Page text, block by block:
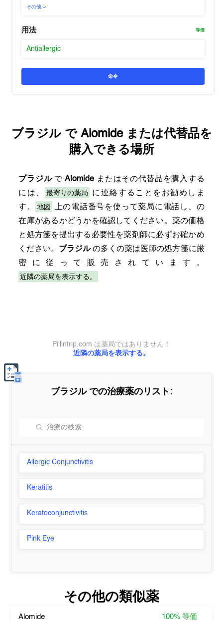
その他
用法 等価
Antiallergic
命令
ブラジルで Alomideまたは代替品を
購入できる場所
ブラジルでAlomide またはその代替品を購入する
には、
最寄りの薬局
に連絡することをお勧めしま
す。
地図
上の電話番号を使って薬局に電話し、の
在庫があるかどうかを確認してください。薬の価格
と処方箋を提出する必要性を薬剤師に必ずお確かめ
ください。 ブラジルの多くの薬は医師の処方箋に厳
密に従って販売されています。
近隣の薬局を表示する。
近隣の薬局を表示する。
Pillintrip.com は薬局ではありません！
ブラジルでの治療薬のリスト:
Allergic Conjunctivitis
Keratitis
Keratoconjunctivitis
Pink Eye
その他の類似薬
Alomide 100% 等価